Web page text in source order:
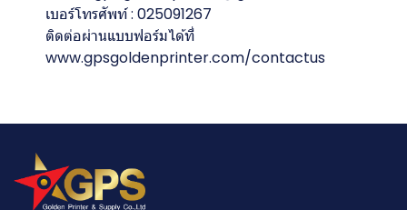
เบอร์โทรศัพท์ : 025091267
ติดต่อผ่านแบบฟอร์มได้ที่
www.gpsgoldenprinter.com/contactus